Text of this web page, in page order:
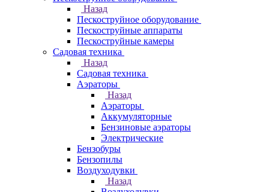
Назад
Пескоструйное оборудование
Пескоструйные аппараты
Пескоструйные камеры
Садовая техника
Назад
Садовая техника
Аэраторы
Назад
Аэраторы
Аккумуляторные
Бензиновые аэраторы
Электрические
Бензобуры
Бензопилы
Воздуходувки
Назад